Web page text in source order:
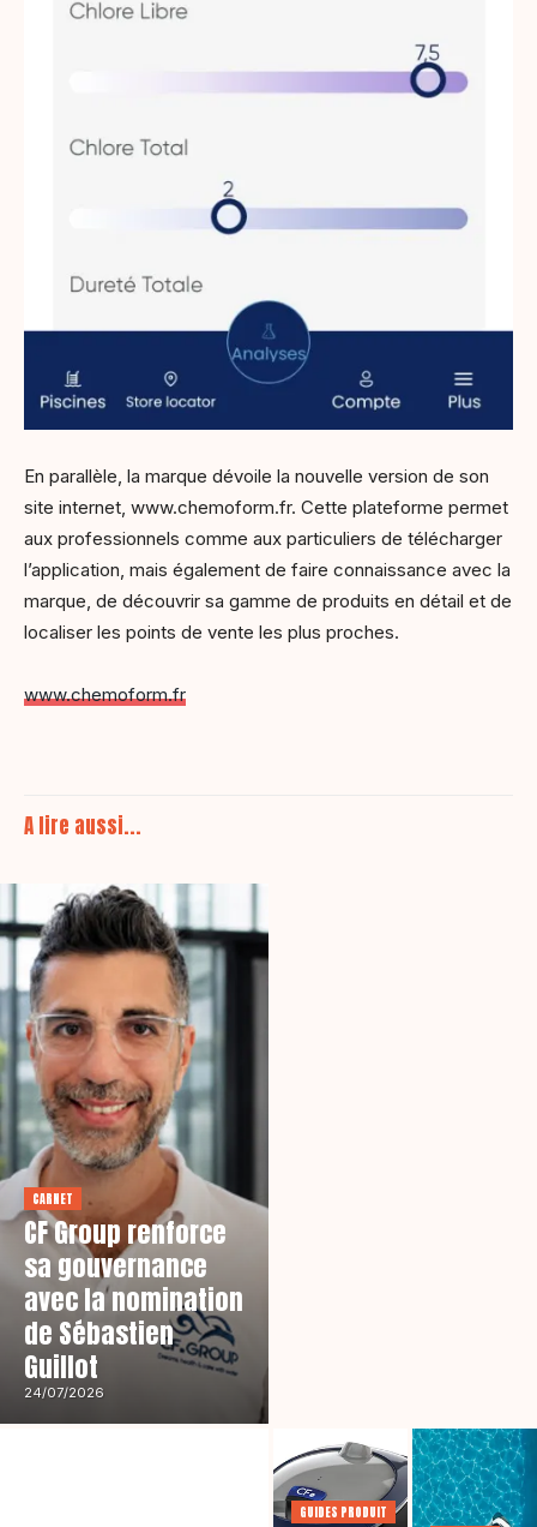
En parallèle, la marque dévoile la nouvelle version de son
site internet, www.chemoform.fr. Cette plateforme permet
aux professionnels comme aux particuliers de télécharger
l’application, mais également de faire connaissance avec la
marque, de découvrir sa gamme de produits en détail et de
localiser les points de vente les plus proches.
www.chemoform.fr
A lire aussi...
CARNET
CF Group renforce
sa gouvernance
avec la nomination
de Sébastien
Guillot
24/07/2026
GUIDES PRODUIT